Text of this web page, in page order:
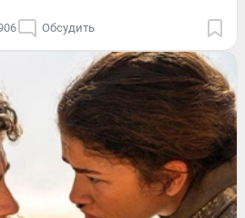
Обсудить